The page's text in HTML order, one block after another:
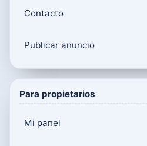
Contacto
Publicar anuncio
Para propietarios
Mi panel